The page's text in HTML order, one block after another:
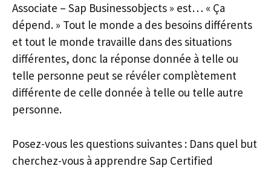
Associate – Sap Businessobjects » est… « Ça
dépend. » Tout le monde a des besoins différents
et tout le monde travaille dans des situations
différentes, donc la réponse donnée à telle ou
telle personne peut se révéler complètement
différente de celle donnée à telle ou telle autre
personne.
Posez-vous les questions suivantes : Dans quel but
cherchez-vous à apprendre Sap Certified